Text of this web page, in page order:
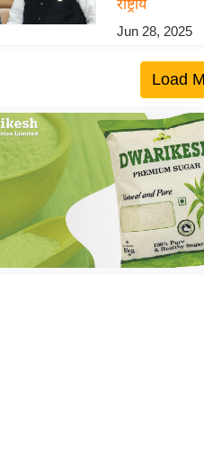
राष्ट्रीय
Jun 28, 2025
Load